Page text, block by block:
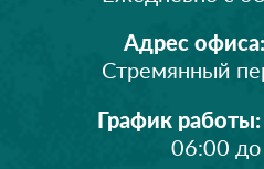
Адрес офиса:
Стремянный
График работы:
06:00